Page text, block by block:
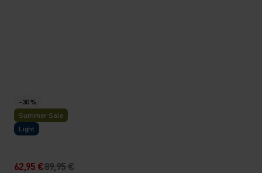
-30 %
Summer Sale
Light
62,95 €89,95 €